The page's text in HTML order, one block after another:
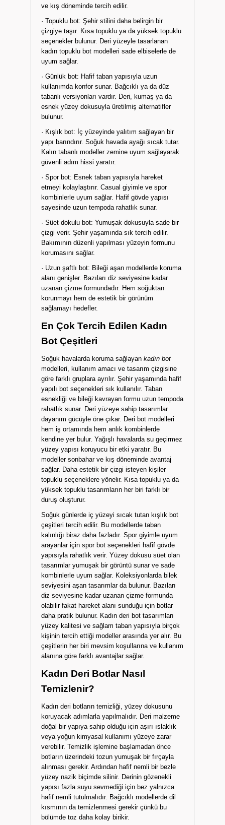
ve kış döneminde tercih edilir.
· Topuklu bot: Şehir stilini daha belirgin bir
çizgiye taşır. Kısa topuklu ya da yüksek topuklu
seçenekler bulunur. Deri yüzeyle tasarlanan
kadın topuklu bot modelleri sade elbiselerle de
uyum sağlar.
· Günlük bot: Hafif taban yapısıyla uzun
kullanımda konfor sunar. Bağcıklı ya da düz
tabanlı versiyonları vardır. Deri, kumaş ya da
esnek yüzey dokusuyla üretilmiş alternatifler
bulunur.
· Kışlık bot: İç yüzeyinde yalıtım sağlayan bir
yapı barındırır. Soğuk havada ayağı sıcak tutar.
Kalın tabanlı modeller zemine uyum sağlayarak
güvenli adım hissi yaratır.
· Spor bot: Esnek taban yapısıyla hareket
etmeyi kolaylaştırır. Casual giyimle ve spor
kombinlerle uyum sağlar. Hafif gövde yapısı
sayesinde uzun tempoda rahatlık sunar.
· Süet dokulu bot: Yumuşak dokusuyla sade bir
çizgi verir. Şehir yaşamında sık tercih edilir.
Bakımının düzenli yapılması yüzeyin formunu
korumasını sağlar.
· Uzun şaftlı bot: Bileği aşan modellerde koruma
alanı genişler. Bazıları diz seviyesine kadar
uzanan çizme formundadır. Hem soğuktan
korunmayı hem de estetik bir görünüm
sağlamayı hedefler.
En Çok Tercih Edilen Kadın
Bot Çeşitleri
Soğuk havalarda koruma sağlayan kadın bot
modelleri, kullanım amacı ve tasarım çizgisine
göre farklı gruplara ayrılır. Şehir yaşamında hafif
yapılı bot seçenekleri sık kullanılır. Taban
esnekliği ve bileği kavrayan formu uzun tempoda
rahatlık sunar. Deri yüzeye sahip tasarımlar
dayanım gücüyle öne çıkar. Deri bot modelleri
hem iş ortamında hem anlık kombinlerde
kendine yer bulur. Yağışlı havalarda su geçirmez
yüzey yapısı koruyucu bir etki yaratır. Bu
modeller sonbahar ve kış döneminde avantaj
sağlar. Daha estetik bir çizgi isteyen kişiler
topuklu seçeneklere yönelir. Kısa topuklu ya da
yüksek topuklu tasarımların her biri farklı bir
duruş oluşturur.
Soğuk günlerde iç yüzeyi sıcak tutan kışlık bot
çeşitleri tercih edilir. Bu modellerde taban
kalınlığı biraz daha fazladır. Spor giyimle uyum
arayanlar için spor bot seçenekleri hafif gövde
yapısıyla rahatlık verir. Yüzey dokusu süet olan
tasarımlar yumuşak bir görüntü sunar ve sade
kombinlerle uyum sağlar. Koleksiyonlarda bilek
seviyesini aşan tasarımlar da bulunur. Bazıları
diz seviyesine kadar uzanan çizme formunda
olabilir fakat hareket alanı sunduğu için botlar
daha pratik bulunur. Kadın deri bot tasarımları
yüzey kalitesi ve sağlam taban yapısıyla birçok
kişinin tercih ettiği modeller arasında yer alır. Bu
çeşitlerin her biri mevsim koşullarına ve kullanım
alanına göre farklı avantajlar sağlar.
Kadın Deri Botlar Nasıl
Temizlenir?
Kadın deri botların temizliği, yüzey dokusunu
koruyacak adımlarla yapılmalıdır. Deri malzeme
doğal bir yapıya sahip olduğu için aşırı ıslaklık
veya yoğun kimyasal kullanımı yüzeye zarar
verebilir. Temizlik işlemine başlamadan önce
botların üzerindeki tozun yumuşak bir fırçayla
alınması gerekir. Ardından hafif nemli bir bezle
yüzey nazik biçimde silinir. Derinin gözenekli
yapısı fazla suyu sevmediği için bez yalnızca
hafif nemli tutulmalıdır. Bağcıklı modellerde dil
kısmının da temizlenmesi gerekir çünkü bu
bölümde toz daha kolay birikir.